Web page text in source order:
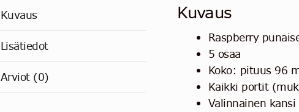
Kuvaus
Lisätiedot
Arviot (0)
Kuvaus
Raspberry
5 osaa
Koko: pituus 96
Kaikki portit
Valinnainen